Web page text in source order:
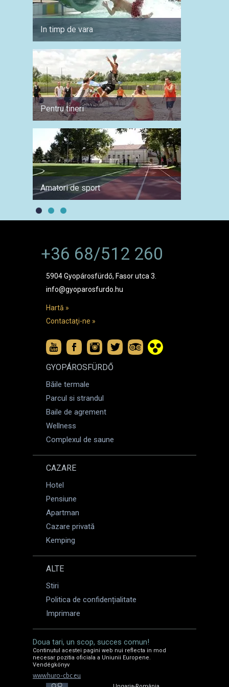
In timp de vara
Pentru tineri
Amatori de sport
+36 68/512 260
5904 Gyopárosfürdő, Fasor utca 3.
info@gyoparosfurdo.hu
Hartă »
Contactaţi-ne »
GYOPÁROSFÜRDŐ
Băile termale
Parcul si strandul
Baile de agrement
Wellness
Complexul de saune
CAZARE
Hotel
Pensiune
Apartman
Cazare privată
Kemping
ALTE
Stiri
Politica de confidențialitate
Imprimare
Doua tari, un scop, succes comun!
Continutul acestei pagini web nui reflecta in mod
necesar pozitia oficiala a Uniunii Europene.
Vendégkönyv
www.huro-cbc.eu